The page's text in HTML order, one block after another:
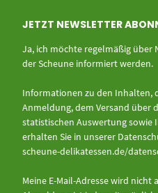
JETZT NEWSLETTER
Ja, ich möchte regelmäßig über
der Scheune informiert werden.
Informationen zu den Inhalten,
Anmeldung, dem Versand über
statistischen Auswertung
erhalten Sie in unserer
scheune-delikatessen.de/
Meine E-Mail-Adresse wird nicht